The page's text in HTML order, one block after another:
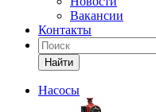
Вакансии
Контакты
Найти
Насосы